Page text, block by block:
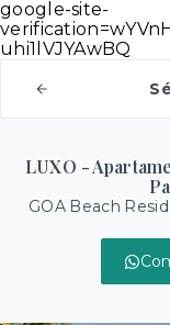
google-site-
uhi1lVJYAwBQ
LUXO -
GOA Beach